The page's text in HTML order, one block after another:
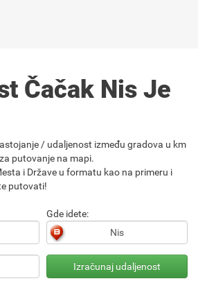
Čačak Nis Je
/ udaljenost između gradova u km
putovanje na mapi.
i Države u formatu kao na primeru i
putovati!
Gde idete: